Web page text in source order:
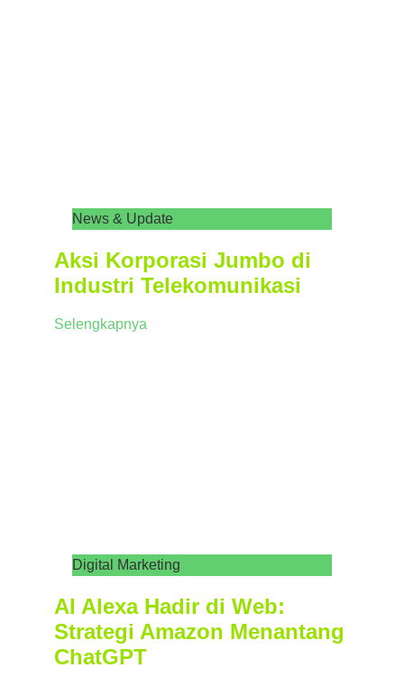
News & Update
Aksi Korporasi Jumbo di
Industri Telekomunikasi
Selengkapnya
Digital Marketing
AI Alexa Hadir di Web:
Strategi Amazon Menantang
ChatGPT